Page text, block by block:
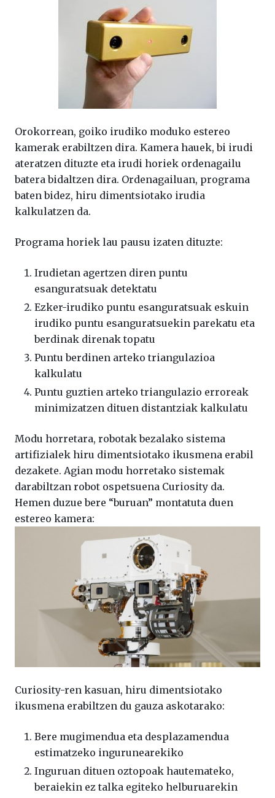
Orokorrean, goiko irudiko moduko estereo
kamerak erabiltzen dira. Kamera hauek, bi irudi
ateratzen dituzte eta irudi horiek ordenagailu
batera bidaltzen dira. Ordenagailuan, programa
baten bidez, hiru dimentsiotako irudia
kalkulatzen da.
Programa horiek lau pausu izaten dituzte:
Irudietan agertzen diren puntu
esanguratsuak detektatu
Ezker-irudiko puntu esanguratsuak eskuin
irudiko puntu esanguratsuekin parekatu eta
berdinak direnak topatu
Puntu berdinen arteko triangulazioa
kalkulatu
Puntu guztien arteko triangulazio erroreak
minimizatzen dituen distantziak kalkulatu
Modu horretara, robotak bezalako sistema
artifizialek hiru dimentsiotako ikusmena erabil
dezakete. Agian modu horretako sistemak
darabiltzan robot ospetsuena Curiosity da.
Hemen duzue bere “buruan” montatuta duen
estereo kamera:
Curiosity-ren kasuan, hiru dimentsiotako
ikusmena erabiltzen du gauza askotarako:
Bere mugimendua eta desplazamendua
estimatzeko ingurunearekiko
Inguruan dituen oztopoak hautemateko,
beraiekin ez talka egiteko helburuarekin